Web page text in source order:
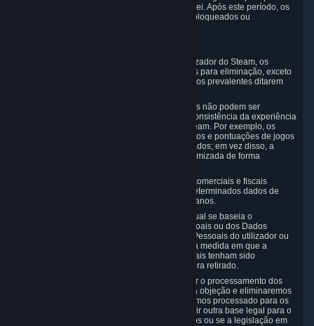
de armazenamento e retenção obrigatório por lei. Após este período, os
Dados Pessoais do utilizador são eliminados, bloqueados ou
Se o utilizador terminar a sua Conta de utilizador do Steam, os
respetivos Dados Pessoais serão marcados para eliminação, exceto
se os requisitos legais ou outros fins legítimos prevalentes ditarem
Em determinados casos, os Dados Pessoais não podem ser
totalmente eliminados, a fim de garantir a consistência da experiência
de jogo ou do Mercado da Comunidade Steam. Por exemplo, os
jogos do utilizador que tenham afetado dados e pontuações de jogos
de outros jogadores não podem ser eliminados; em vez disso, a
ligação do utilizador a tais jogos será anonimizada de forma
Tenha em atenção que, ao abrigo das leis comerciais e fiscais
estatutárias, a Valve é obrigada a manter determinados dados de
transações por um período de até dez (10) anos.
Se o utilizador retirar o consentimento no qual se baseia o
processamento dos respetivos Dados Pessoais ou dos Dados
Pessoais do filho, eliminaremos os Dados Pessoais do utilizador ou
os Dados Pessoais do filho sem demora, na medida em que a
recolha e processamento dos dados pessoais tenham sido
realizados com base no consentimento agora retirado.
Se o utilizador exercer o direito de contestar o processamento dos
respetivos Dados Pessoais, analisaremos a objeção e eliminaremos
sem demora os Dados Pessoais que tenhamos processado para os
fins agora alvos de objeção, exceto se existir outra base legal para o
processamento e manutenção desses dados ou se a legislação em